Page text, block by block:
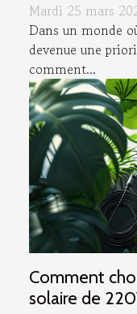
Mardi 25 mars
Dans un monde
devenue une
comment...
Comment
solaire de